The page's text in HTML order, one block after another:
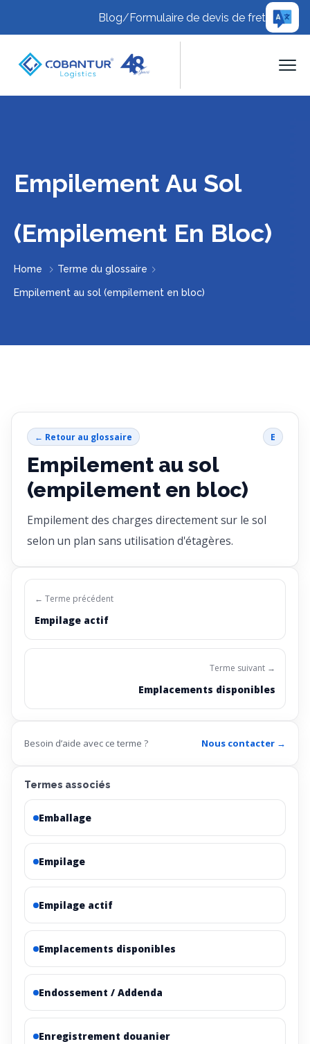
Blog/Formulaire de devis de fret
Empilement Au Sol
(empilement En Bloc)
Home Terme du glossaire
Empilement au sol (empilement en bloc)
← Retour au glossaire E
Empilement au sol
(empilement en bloc)
Empilement des charges directement sur le sol
selon un plan sans utilisation d'étagères.
← Terme précédent
Empilage actif
Terme suivant →
Emplacements disponibles
Besoin d’aide avec ce terme ? Nous contacter →
Termes associés
Emballage
Empilage
Empilage actif
Emplacements disponibles
Endossement / Addenda
Enregistrement douanier